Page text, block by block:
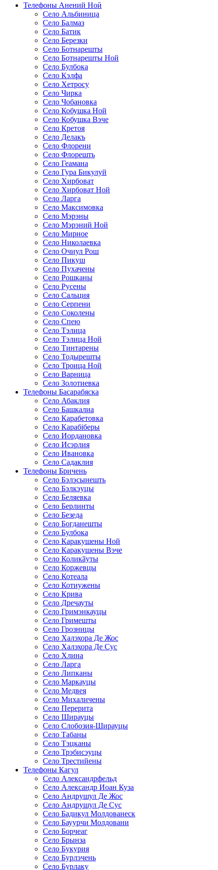
Телефоны Анений Ноӣ
Село Альбиница
Село Балмаз
Село Батик
Село Березки
Село Ботнарешты
Село Ботнарешты Ной
Село Булбока
Село Кэлфа
Село Хетросу
Село Чирка
Село Чобановка
Село Кобушка Ной
Село Кобушка Вэче
Село Кретоя
Село Делакъ
Село Флорени
Село Флорешть
Село Геамана
Село Гура Бикулуй
Село Хирбоват
Село Хирбоват Ной
Село Ларга
Село Максимовка
Село Мэрэны
Село Мэрэний Ной
Село Мирное
Село Николаевка
Село Очиул Рош
Село Пикуш
Село Пухачены
Село Рошканы
Село Русены
Село Сальция
Село Серпени
Село Соколены
Село Спею
Село Тэлица
Село Тэлица Ной
Село Тинтарены
Село Тодырешты
Село Троица Ной
Село Варница
Село Золотиевка
Телефоны Басарабяска
Село Абаклия
Село Башкалиа
Село Карабетовка
Село Карабіберы
Село Иордановка
Село Исэрлия
Село Ивановка
Село Садаклия
Телефоны Бричень
Село Бэлэсынешть
Село Бэлкэуцы
Село Беляевка
Село Берлинты
Село Безеда
Село Богданешты
Село Булбока
Село Каракушены Ной
Село Каракушены Вэче
Село Коликӑуты
Село Коржевцы
Село Котеала
Село Котиужены
Село Крива
Село Дречауты
Село Гримэнкауцы
Село Гримешты
Село Грозницы
Село Халэхора Де Жос
Село Халэхора Де Сус
Село Хлина
Село Ларга
Село Липканы
Село Маркауцы
Село Медвея
Село Михаличены
Село Перерита
Село Ширауцы
Село Слобозия-Ширауцы
Село Табаны
Село Тэцканы
Село Трэбисэуцы
Село Трестийены
Телефоны Кагул
Село Александрфельд
Село Александр Иоан Куза
Село Андрушул Де Жос
Село Андрушул Де Сус
Село Бадикул Молдованеск
Село Бауурчи Молдовани
Село Борчеаг
Село Брынза
Село Букурия
Село Бурлэчень
Село Бурлаку